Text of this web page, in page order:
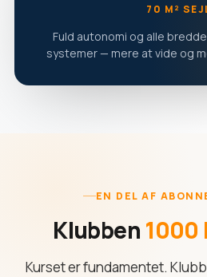
70 M²
Fuld autonomi og alle
systemer — mere at vide og
EN DEL AF
Klubben 1000
Kurset er fundamentet.